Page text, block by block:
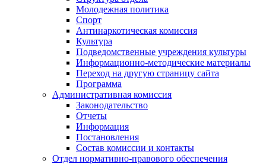
Молодежная политика
Спорт
Антинаркотическая комиссия
Культура
Подведомственные учреждения культуры
Информационно-методические материалы
Переход на другую страницу сайта
Программа
Административная комиссия
Законодательство
Отчеты
Информация
Постановления
Состав комиссии и контакты
Отдел нормативно-правового обеспечения